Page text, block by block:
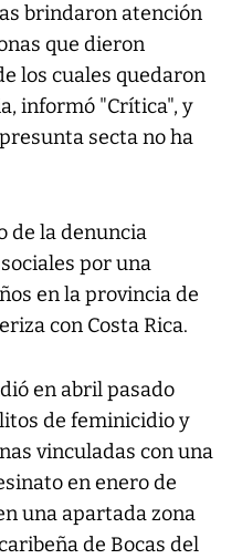
brindaron atención
que dieron
los cuales quedaron
informó "Crítica", y
secta no ha
de la denuncia
por una
en la provincia de
con Costa Rica.
en abril pasado
de feminicidio y
vinculadas con una
en enero de
una apartada zona
de Bocas del